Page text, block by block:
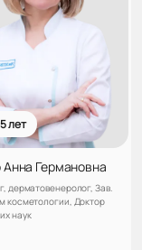
лет
Анна Германовна
дерматовенеролог, Зав.
косметологии, Доктор
наук